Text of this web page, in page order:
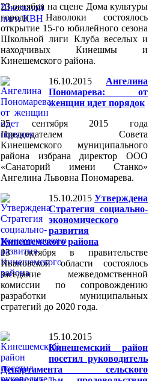
23 октября на сцене Дома культуры
города Наволоки состоялось
открытие 15-го юбилейного сезона
Школьной лиги Клуба веселых и
находчивых Кинешмы и
Кинешемского района.
16.10.2015
Ангелина
Пономарева: от
женщин идет порядок
25 сентября 2015 года
Председателем Совета
Кинешемского муниципального
района избрана директор ООО
«Санаторий имени Станко»
Ангелина Львовна Пономарева.
15.10.2015 Утверждена
Стратегия социально-
экономического
развития
Кинешемского района
13 октября в правительстве
Ивановской области состоялось
заседание межведомственной
комиссии по сопровождению
разработки муниципальных
стратегий до 2020 года.
15.10.2015
Кинешемский район
посетил руководитель
Департамента сельского